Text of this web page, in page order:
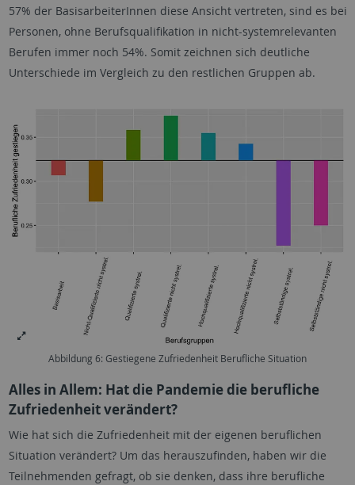
57% der BasisarbeiterInnen diese Ansicht vertreten, sind es bei
Personen, ohne Berufsqualifikation in nicht-systemrelevanten
Berufen immer noch 54%. Somit zeichnen sich deutliche
Unterschiede im Vergleich zu den restlichen Gruppen ab.
Abbildung 6: Gestiegene Zufriedenheit Berufliche Situation
Alles in Allem: Hat die Pandemie die berufliche
Zufriedenheit verändert?
Wie hat sich die Zufriedenheit mit der eigenen beruflichen
Situation verändert? Um das herauszufinden, haben wir die
Teilnehmenden gefragt, ob sie denken, dass ihre berufliche